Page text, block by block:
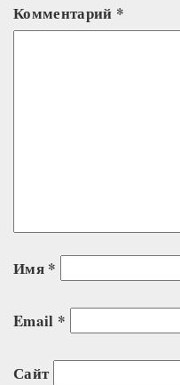
Комментарий *
Имя *
Email *
Сайт